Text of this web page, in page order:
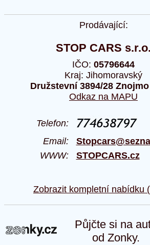
Prodávající:
STOP CARS s.r.o.
IČO: 05796644
Kraj: Jihomoravský
Družstevní 3894/28 Znojmo
Odkaz na MAPU
Telefon:
Email:
WWW: STOPCARS.cz
Zobrazit kompletní nabídku (
Půjčte si na
od Zonky.